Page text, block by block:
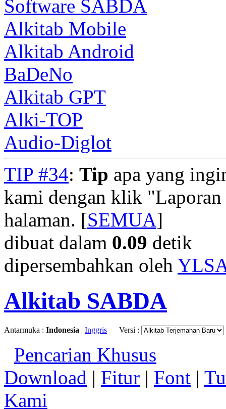
Software SABDA
Alkitab Mobile
Alkitab Android
BaDeNo
Alkitab GPT
Alki-TOP
Audio-Diglot
TIP #34: Tip apa yang
kami dengan klik "Laporan
halaman. [SEMUA]
dibuat dalam 0.09 detik
dipersembahkan oleh
Alkitab SABDA
Antarmuka : Indonesia | Inggris Versi :
Pencarian Khusus
Download | Fitur | Font |
Kami